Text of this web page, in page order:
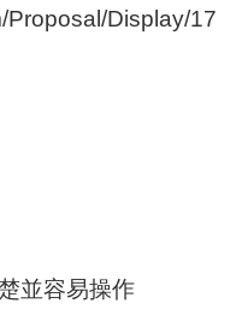
Proposal/Display/17
並容易操作